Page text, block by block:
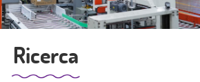
Ricerca